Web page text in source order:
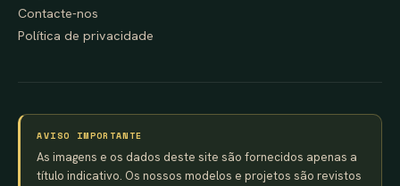
Contacte-nos
Política de privacidade
AVISO IMPORTANTE
As imagens e os dados deste site são fornecidos apenas a
título indicativo. Os nossos modelos e projetos são revistos